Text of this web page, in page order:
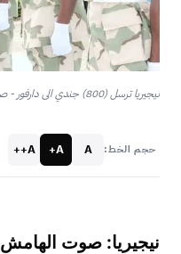
نيجيريا ترسل (800) جندي الى دارفور - صوت الهامش
حجم الخط: A
A+
A++
نيجيريا: صوت الهامش